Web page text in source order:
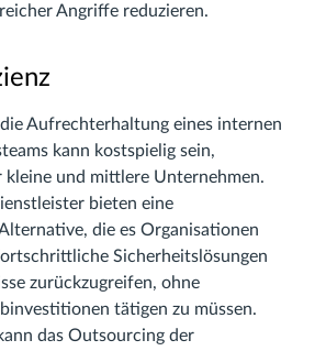
Angriffe reduzieren.
Aufrechterhaltung eines internen
kann kostspielig sein,
kleine und mittlere Unternehmen.
bieten eine
die es Organisationen
Sicherheitslösungen
zurückzugreifen, ohne
tätigen zu müssen.
das Outsourcing der